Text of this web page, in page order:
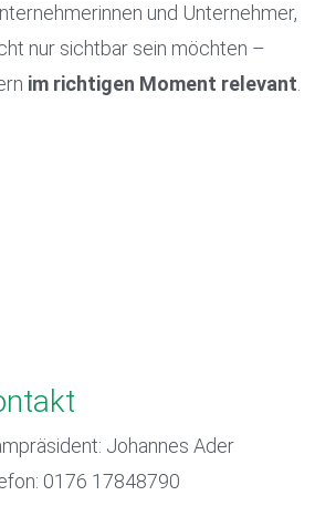
und Unternehmer,
nur sichtbar sein möchten –
im richtigen Moment relevant
Johannes Ader
0176 17848790